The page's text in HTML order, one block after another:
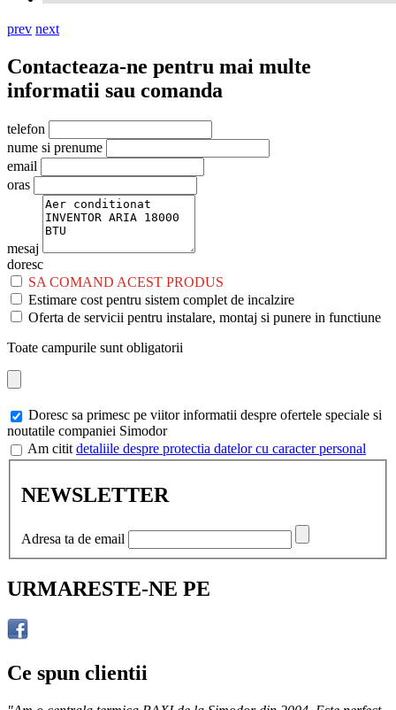
prev next
Contacteaza-ne pentru mai multe
informatii sau comanda
telefon
nume si prenume
email
oras
mesaj
doresc
SA COMAND ACEST PRODUS
Estimare cost pentru sistem complet de incalzire
Oferta de servicii pentru instalare, montaj si punere in functiune
Toate campurile sunt obligatorii
Doresc sa primesc pe viitor informatii despre ofertele speciale si
noutatile companiei Simodor
Am citit detaliile despre protectia datelor cu caracter personal
NEWSLETTER
Adresa ta de email
URMARESTE-NE PE
Ce spun clientii